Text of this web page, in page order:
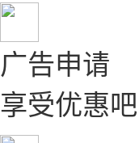
广告申请
享受优惠吧